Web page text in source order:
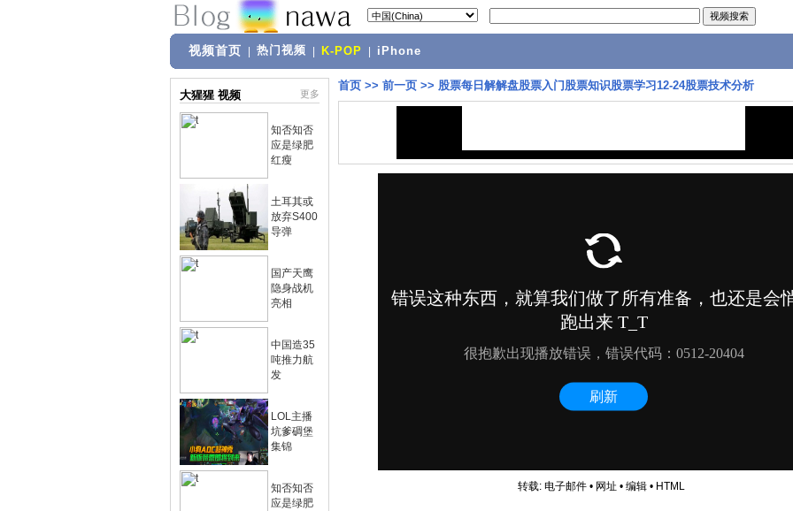
视频首页 热门视频 K-POP iPhone
大猩猩 视频 更多
知否知否
应是绿肥
红瘦
土耳其或
放弃S400
导弹
国产天鹰
隐身战机
亮相
中国造35
吨推力航
发
LOL主播
坑爹碉堡
集锦
知否知否
应是绿肥
首页 >> 前一页 >> 股票每日解解盘股票入门股票知识股票学习12-24股票技术分析
转载: 电子邮件• 网址 • 编辑• HTML